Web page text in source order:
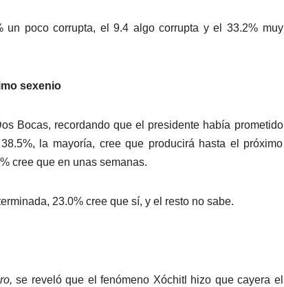
poco corrupta, el 9.4 algo corrupta y el 33.2% muy
sexenio
Bocas, recordando que el presidente había prometido
la mayoría, cree que producirá hasta el próximo
cree que en unas semanas.
23.0% cree que sí, y el resto no sabe.
se reveló que el fenómeno Xóchitl hizo que cayera el